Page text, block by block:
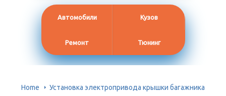
Автомобили Кузов
Ремонт Тюнинг
Home Установка электропривода крышки багажника